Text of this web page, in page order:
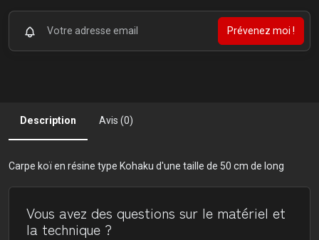
Prévenez moi !
Description Avis (0)
Carpe koï en résine type Kohaku d'une taille de 50 cm de long
Vous avez des questions sur le matériel et
la technique ?